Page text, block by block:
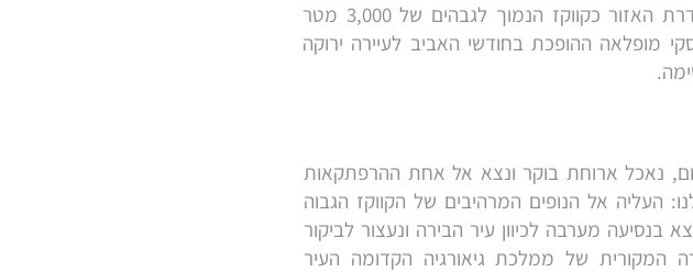
היפהפה ונתרשם מההרים המתנשאים ממעל המגיעים למרות הגדרת האזור כקווקז הנמוך לגבהים של 3,000 מטר
מופלאה ההופכת בחודשי האביב לעיירה ירוקה
נאכל ארוחת בוקר ונצא אל אחת ההרפתקאות
העליה אל הנופים המרהיבים של הקווקז הגבוה
בנסיעה מערבה לכיוון עיר הבירה ונעצור לביקור
המקורית של ממלכת גיאורגיה הקדומה העיר